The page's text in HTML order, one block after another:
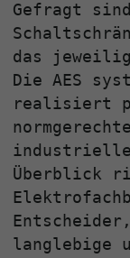
Gefragt
das
Die AES
realisiert
industrielle
Überblick
langlebige